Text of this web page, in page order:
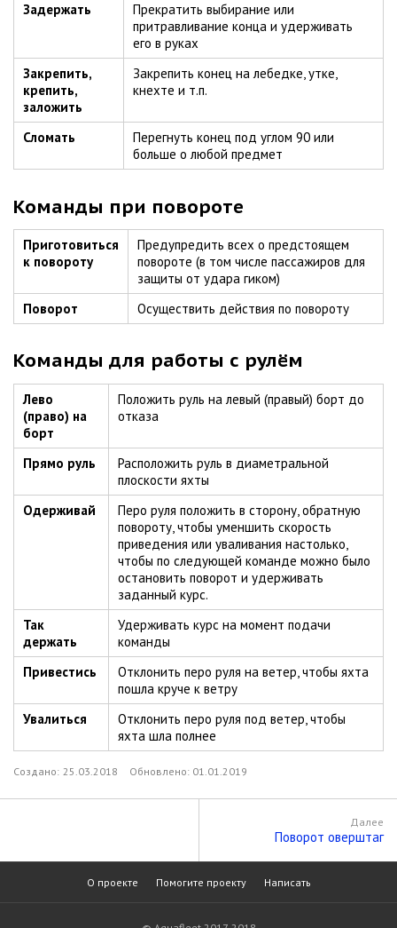
Задержать
Прекратить выбирание или
притравливание конца и удерживать
его в руках
Закрепить,
крепить,
заложить
Закрепить конец на лебедке, утке,
кнехте и т.п.
Сломать
Перегнуть конец под углом 90 или
больше о любой предмет
Команды при повороте
Приготовиться
к повороту
Предупредить всех о предстоящем
повороте (в том числе пассажиров для
защиты от удара гиком)
Поворот
Осуществить действия по повороту
Команды для работы с рулём
Лево
(право) на
борт
Положить руль на левый (правый) борт до
отказа
Прямо руль
Расположить руль в диаметральной
плоскости яхты
Одерживай
Перо руля положить в сторону, обратную
повороту, чтобы уменшить скорость
приведения или уваливания настолько,
чтобы по следующей команде можно было
остановить поворот и удерживать
заданный курс.
Так
держать
Удерживать курс на момент подачи
команды
Привестись
Отклонить перо руля на ветер, чтобы яхта
пошла круче к ветру
Увалиться
Отклонить перо руля под ветер, чтобы
яхта шла полнее
Создано: 25.03.2018 Обновлено: 01.01.2019
Далее
Поворот оверштаг
О проекте Помогите проекту Написать